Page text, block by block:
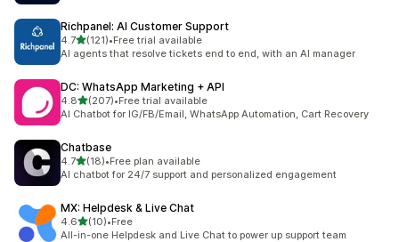
Richpanel: AI Customer Support
4.7滿分 5 顆星
(121)
共有 121 則評價
•Free trial available
AI agents that resolve tickets end to end, with an AI manager
DC: WhatsApp Marketing + API
4.8滿分 5 顆星
(207)
共有 207 則評價
•Free trial available
AI Chatbot for IG/FB/Email, WhatsApp Automation, Cart Recovery
Chatbase
4.7滿分 5 顆星
(18)
共有 18 則評價
•Free plan available
AI chatbot for 24/7 support and personalized engagement
MX: Helpdesk & Live Chat
4.6滿分 5 顆星
(10)
共有 10 則評價
•Free
All-in-one Helpdesk and Live Chat to power up support team